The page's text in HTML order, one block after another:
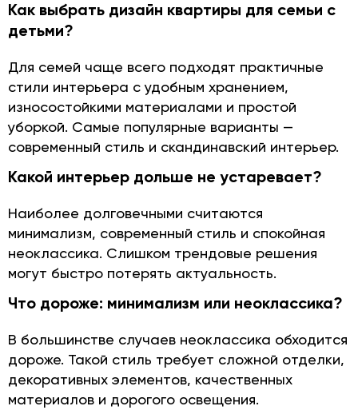
Как выбрать дизайн квартиры для семьи с
детьми?
Для семей чаще всего подходят практичные
стили интерьера с удобным хранением,
износостойкими материалами и простой
уборкой. Самые популярные варианты —
современный стиль и скандинавский интерьер.
Какой интерьер дольше не устаревает?
Наиболее долговечными считаются
минимализм, современный стиль и спокойная
неоклассика. Слишком трендовые решения
могут быстро потерять актуальность.
Что дороже: минимализм или неоклассика?
В большинстве случаев неоклассика обходится
дороже. Такой стиль требует сложной отделки,
декоративных элементов, качественных
материалов и дорогого освещения.